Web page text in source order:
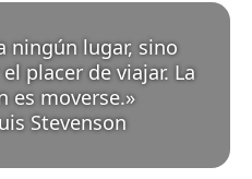
ningún lugar, sino
placer de viajar. La
es moverse. »
Stevenson